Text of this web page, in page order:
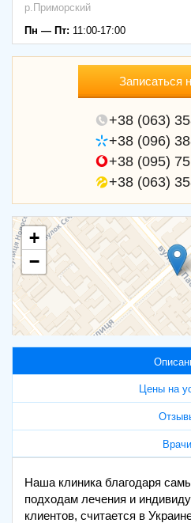
р.Приморский
Пн — Пт: 11:00-17:00
Записаться
+38 (063)
+38 (096)
+38 (095)
+38 (063)
+
−
Цены на
Врачи
Наша клиника благодаря
подходам лечения и
клиентов, считается в